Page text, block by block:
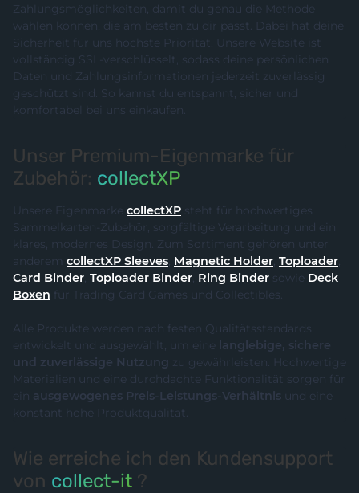
Zahlungsmöglichkeiten, damit du genau die Methode
wählen können, die am besten zu dir passt. Dabei hat deine
Sicherheit für uns höchste Priorität. Unsere Website ist
vollständig SSL-verschlüsselt, sodass deine persönlichen
Daten und Zahlungsinformationen jederzeit zuverlässig
geschützt sind. So kannst du entspannt, sicher und
komfortabel bei uns einkaufen.
Unser Premium-Eigenmarke für
Zubehör: collectXP
Unsere Eigenmarke collectXP steht für hochwertiges
Sammelkarten-Zubehör, sorgfältige Verarbeitung und ein
klares, modernes Design. Zum Sortiment gehören unter
anderem collectXP Sleeves, Magnetic Holder, Toploader,
Card Binder, Toploader Binder, Ring Binder sowie Deck
Boxen für Trading Card Games und Collectibles.
Alle Produkte werden nach festen Qualitätsstandards
entwickelt und ausgewählt, um eine langlebige, sichere
und zuverlässige Nutzung zu gewährleisten. Hochwertige
Materialien und eine durchdachte Funktionalität sorgen für
ein ausgewogenes Preis-Leistungs-Verhältnis und eine
konstant hohe Produktqualität.
Wie erreiche ich den Kundensupport
von collect-it ?